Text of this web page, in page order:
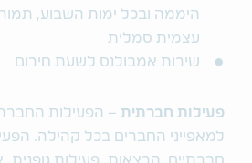
היממה ובכל ימות השבוע,
עצמית סמלית
שירות אמבולנס לשעת חירום
פעילות חברתית – הפעילות
למאפייני החברים בכל קהילה.